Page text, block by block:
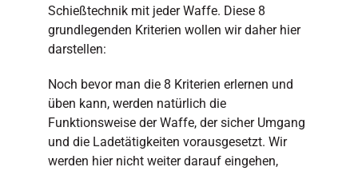
Schießtechnik mit jeder Waffe. Diese 8
grundlegenden Kriterien wollen wir daher hier
darstellen:
Noch bevor man die 8 Kriterien erlernen und
üben kann, werden natürlich die
Funktionsweise der Waffe, der sicher Umgang
und die Ladetätigkeiten vorausgesetzt. Wir
werden hier nicht weiter darauf eingehen,